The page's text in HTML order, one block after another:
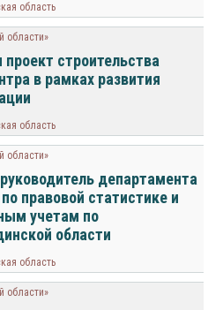
область
области»
строительства
в рамках развития
область
области»
департамента
правовой статистике и
учетам по
области
область
области»